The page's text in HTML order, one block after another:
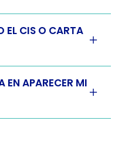
O CARTA
EN APARECER MI